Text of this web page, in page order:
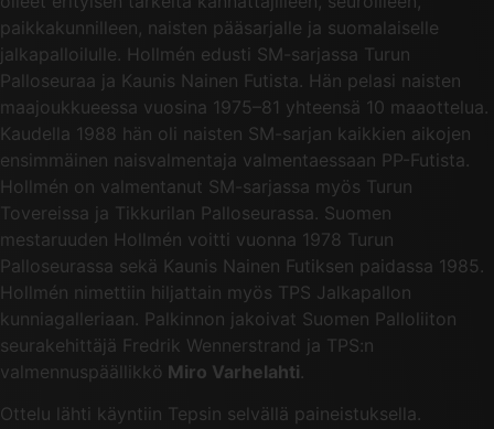
paikkakunnilleen, naisten pääsarjalle ja suomalaiselle
jalkapalloilulle. Hollmén edusti SM-sarjassa Turun
Palloseuraa ja Kaunis Nainen Futista. Hän pelasi naisten
maajoukkueessa vuosina 1975–81 yhteensä 10 maaottelua.
Kaudella 1988 hän oli naisten SM-sarjan kaikkien aikojen
ensimmäinen naisvalmentaja valmentaessaan PP-Futista.
Hollmén on valmentanut SM-sarjassa myös Turun
Tovereissa ja Tikkurilan Palloseurassa. Suomen
mestaruuden Hollmén voitti vuonna 1978 Turun
Palloseurassa sekä Kaunis Nainen Futiksen paidassa 1985.
Hollmén nimettiin hiljattain myös TPS Jalkapallon
kunniagalleriaan. Palkinnon jakoivat Suomen Palloliiton
seurakehittäjä Fredrik Wennerstrand ja TPS:n
valmennuspäällikkö Miro Varhelahti.
Ottelu lähti käyntiin Tepsin selvällä paineistuksella.